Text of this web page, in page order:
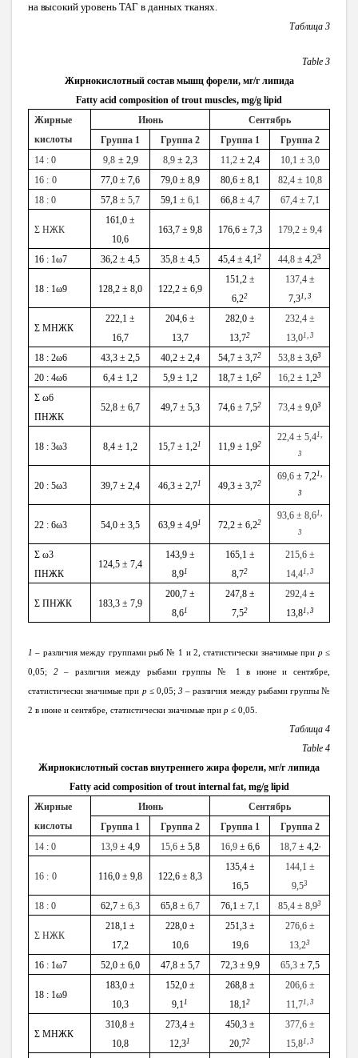
на высокий уровеньТАГ в данных тканях.
Таблица 3
Table 3
Жирнокислотный состав мышц форели, мг/г липида
Fatty acid composition of trout muscles, mg/g lipid
Жирные
кислоты
Июнь
Сентябрь
Группа 1
Группа 2 Группа 1
Группа 2
14 : 0 9,8 ± 2,9 8,9 ± 2,3 11,2 ± 2,4
10,1 ± 3,0
16 : 0 77,0 ± 7,6 79,0 ± 8,9 80,6 ± 8,1
82,4 ± 10,8
18 : 0
57,8 ± 5,7 59,1 ± 6,1 66,8 ± 4,7 67,4 ± 7,1
Σ НЖК
161,0 ±
10,6
163,7 ± 9,8 176,6 ± 7,3 179,2 ± 9,4
16 : 1ω7 36,2 ± 4,5 35,8 ± 4,5 45,4 ± 4,12 44,8 ± 4,23
18 : 1ω9 128,2 ± 8,0 122,2 ± 6,9
151,2 ±
6,22
137,4 ±
7,31, 3
Σ МНЖК
222,1 ±
16,7
204,6 ±
13,7
282,0 ±
13,72
232,4 ±
13,01, 3
18 : 2ω6 43,3 ± 2,5 40,2 ± 2,4 54,7 ± 3,72 53,8 ± 3,63
20 : 4ω6 6,4 ± 1,2 5,9 ± 1,2 18,7 ± 1,62 16,2 ± 1,23
Σω6
ПНЖК
52,8 ± 6,7 49,7 ± 5,3 74,6 ± 7,52 73,4 ± 9,03
18 : 3ω3 8,4 ± 1,2 15,7 ± 1,21 11,9 ± 1,92
22,4 ± 5,41,
3
20 : 5ω3 39,7 ± 2,4 46,3 ± 2,71 49,3 ± 3,72
69,6 ± 7,21,
3
22 : 6ω3 54,0 ± 3,5 63,9 ± 4,91 72,2 ± 6,22
93,6 ± 8,61,
3
Σω3
ПНЖК
124,5 ± 7,4
143,9 ±
8,91
165,1 ±
8,72
215,6 ±
14,41, 3
Σ ПНЖК 183,3 ± 7,9
200,7 ±
8,61
247,8 ±
7,52
292,4 ±
13,81, 3
1 – различия между группами рыб № 1 и 2, статистически значимые при p≤
0,05; 2– различия между рыбами группы № 1 в июне и сентябре,
статистически значимые при p≤ 0,05; 3– различия между рыбами группы №
2 в июне и сентябре, статистически значимые при p ≤ 0,05.
Таблица 4
Table 4
Жирнокислотный состав внутреннего жира форели, мг/г липида
Fatty acid composition of trout internal fat, mg/g lipid
Жирные
кислоты
Июнь
Сентябрь
Группа 1
Группа 2 Группа 1
Группа 2
14 : 0 13,9 ± 4,9 15,6 ± 5,8 16,9 ± 6,6 18,7 ± 4,2,
16 : 0 116,0 ± 9,8 122,6 ± 8,3
135,4 ±
16,5
144,1 ±
9,53
18 : 0 62,7 ± 6,3 65,8 ± 6,7 76,1 ± 7,1 85,4 ± 8,93
Σ НЖК
218,1 ±
17,2
228,0 ±
10,6
251,3 ±
19,6
276,6 ±
13,23
16 : 1ω7 52,0 ± 6,0 47,8 ± 5,7 72,3 ± 9,9 65,3 ± 7,5
18 : 1ω9
183,0 ±
10,3
152,0 ±
9,11
268,8 ±
18,12
206,6 ±
11,71, 3
Σ МНЖК
310,8 ±
10,8
273,4 ±
12,31
450,3 ±
20,72
377,6 ±
15,81, 3